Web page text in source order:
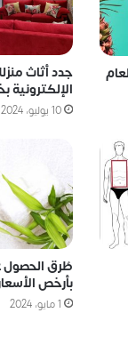
جدد أثاث
الإلكترونية
10 يوليو، 2024
طُرق الحصول
بأرخص
1 مايو، 2024